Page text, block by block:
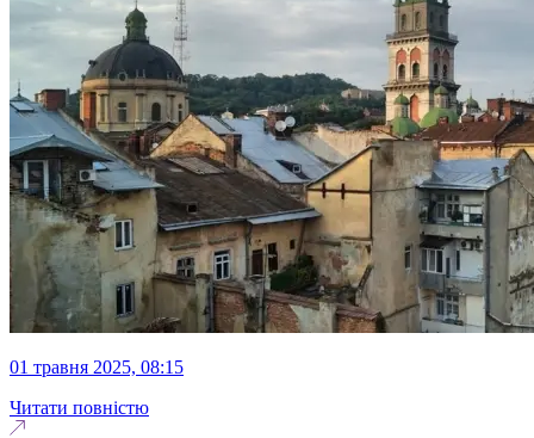
01 травня 2025, 08:15
Читати повністю